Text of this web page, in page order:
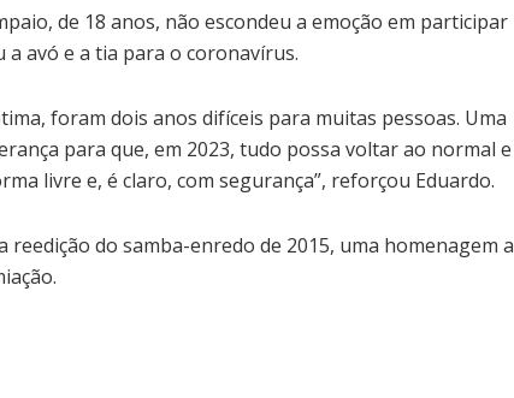
de 18 anos, não escondeu a emoção em participar
avó e a tia para o coronavírus.
foram dois anos difíceis para muitas pessoas. Uma
para que, em 2023, tudo possa voltar ao normal e
livre e, é claro, com segurança”, reforçou Eduardo.
do samba-enredo de 2015, uma homenagem a